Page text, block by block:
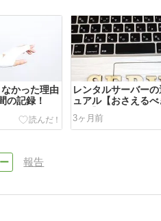
かった理由
の記録！
レンタルサーバー
ュアル【おさえる
ト！】
3ヶ月前
報告